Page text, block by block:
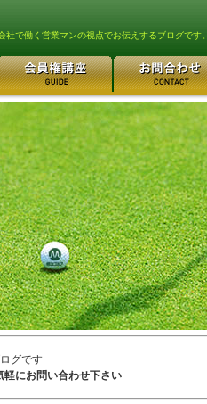
で働く営業マンの視点でお伝えするブログです。
グです
軽にお問い合わせ下さい